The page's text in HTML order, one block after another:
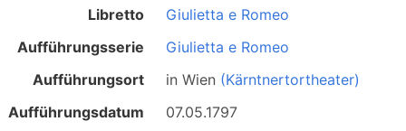
Libretto
Giulietta e Romeo
Aufführungsserie
Giulietta e Romeo
Aufführungsort
inWien (Kärntnertortheater)
Aufführungsdatum
07.05.1797